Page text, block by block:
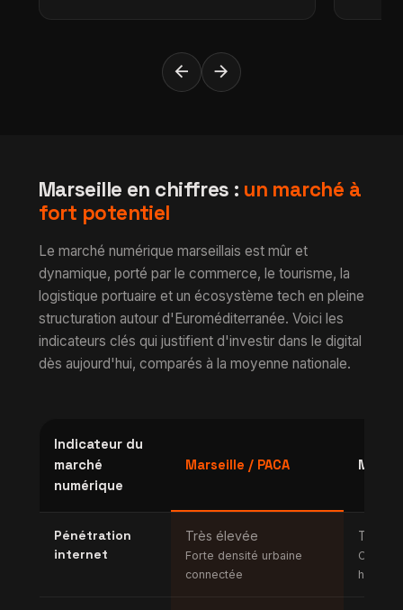
arrow_back arrow_forward
Marseille en chiffres : un marché à
fort potentiel
Le marché numérique marseillais est mûr et
dynamique, porté par le commerce, le tourisme, la
logistique portuaire et un écosystème tech en pleine
structuration autour d'Euroméditerranée. Voici les
indicateurs clés qui justifient d'investir dans le digital
dès aujourd'hui, comparés à la moyenne nationale.
Indicateur du
marché
numérique
Marseille / PACA
Pénétration
internet
Très élevée
Forte densité urbaine
connectée
Très